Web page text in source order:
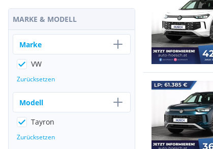
MARKE & MODELL
Marke
VW
Zurücksetzen
Modell
Tayron
Zurücksetzen